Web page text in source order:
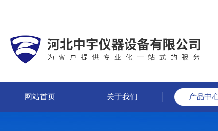
网站首页 关于我们 产品中